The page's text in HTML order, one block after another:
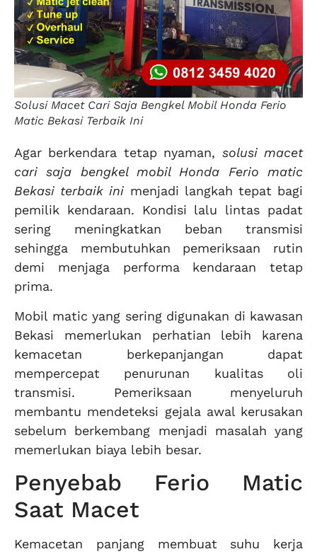
Solusi Macet Cari Saja Bengkel Mobil Honda Ferio
Matic Bekasi Terbaik Ini
Agar berkendara tetap nyaman, solusi macet
cari saja bengkel mobil Honda Ferio matic
Bekasi terbaik ini menjadi langkah tepat bagi
pemilik kendaraan. Kondisi lalu lintas padat
sering meningkatkan beban transmisi
sehingga membutuhkan pemeriksaan rutin
demi menjaga performa kendaraan tetap
prima.
Mobil matic yang sering digunakan di kawasan
Bekasi memerlukan perhatian lebih karena
kemacetan berkepanjangan dapat
mempercepat penurunan kualitas oli
transmisi. Pemeriksaan menyeluruh
membantu mendeteksi gejala awal kerusakan
sebelum berkembang menjadi masalah yang
memerlukan biaya lebih besar.
Penyebab Ferio Matic
Saat Macet
Kemacetan panjang membuat suhu kerja